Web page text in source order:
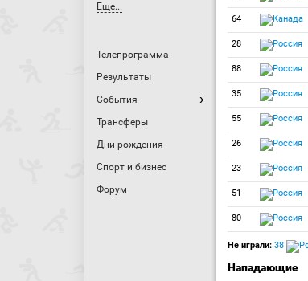
Еще...
Телепрограмма
Результаты
События
Трансферы
Дни рождения
Спорт и бизнес
Форум
64
28
88
35
55
26
23
51
80
Не играли: 38
Нападающие